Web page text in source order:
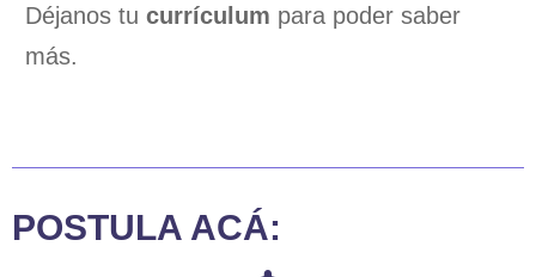
Déjanos tu currículum para poder saber
más.
POSTULA ACÁ: